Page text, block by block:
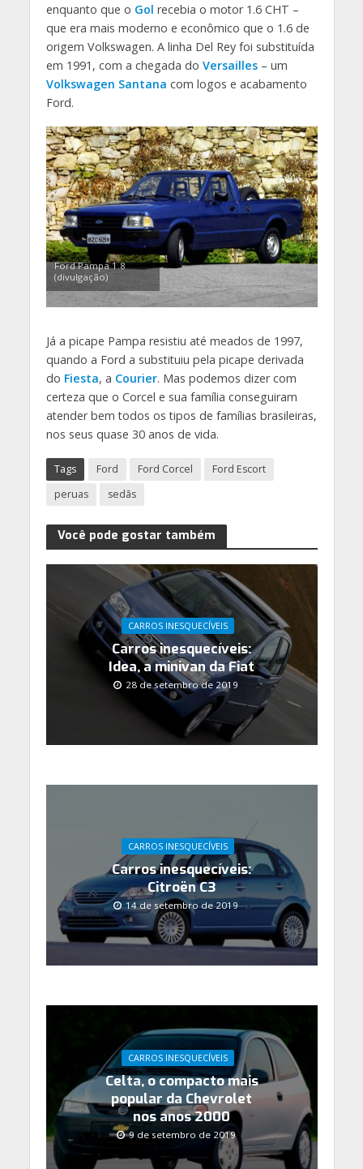
enquanto que o Gol recebia o motor 1.6 CHT –
que era mais moderno e econômico que o 1.6 de
origem Volkswagen. A linha Del Rey foi substituída
em 1991, com a chegada do Versailles– um
Volkswagen Santana com logos e acabamento
Ford.
Ford Pampa 1.8
(divulgação)
Já a picape Pampa resistiu até meados de 1997,
quando a Ford a substituiu pela picape derivada
do Fiesta, a Courier. Mas podemos dizer com
certeza que o Corcel e sua família conseguiram
atender bem todos os tipos de famílias brasileiras,
nos seus quase 30 anos de vida.
Tags Ford Ford Corcel
Ford Escort
peruas
sedãs
Você pode gostar também
CARROS INESQUECÍVEIS
Carros inesquecíveis:
Idea, a minivan da Fiat
28 de setembro de 2019
CARROS INESQUECÍVEIS
Carros inesquecíveis:
Citroën C3
14 de setembro de 2019
CARROS INESQUECÍVEIS
Celta, o compacto mais
popular da Chevrolet
nos anos 2000
9 de setembro de 2019